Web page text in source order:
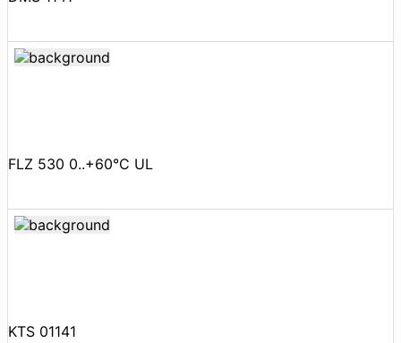
FLZ 530 0..+60°C UL
KTS 01141